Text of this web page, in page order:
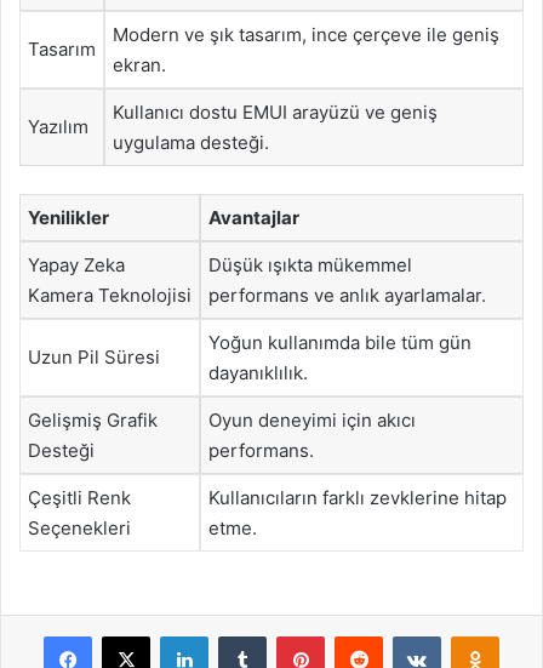
Tasarım
Modern ve şık tasarım, ince çerçeve ile geniş
ekran.
Yazılım
Kullanıcı dostu EMUI arayüzü ve geniş
uygulama desteği.
Yenilikler Avantajlar
Yapay Zeka
Kamera Teknolojisi
Düşük ışıkta mükemmel
performans ve anlık ayarlamalar.
Uzun Pil Süresi
Yoğun kullanımda bile tüm gün
dayanıklılık.
Gelişmiş Grafik
Desteği
Oyun deneyimi için akıcı
performans.
Çeşitli Renk
Seçenekleri
Kullanıcıların farklı zevklerine hitap
etme.
Facebook
X LinkedInTumblr PinterestReddit VKontakte